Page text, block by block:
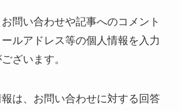
問い合わせや記事へのコメント
ルアドレス等の個人情報を入力
ざいます。
は、お問い合わせに対する回答